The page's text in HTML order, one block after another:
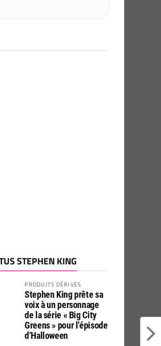
STEPHEN KING
PRODUITS DÉRIVÉS
Stephen King prête sa
voix à un personnage
de la série « Big City
Greens » pour l’épisode
d’Halloween